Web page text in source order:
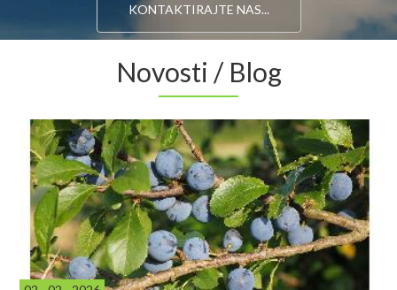
KONTAKTIRAJTE NAS...
Novosti / Blog